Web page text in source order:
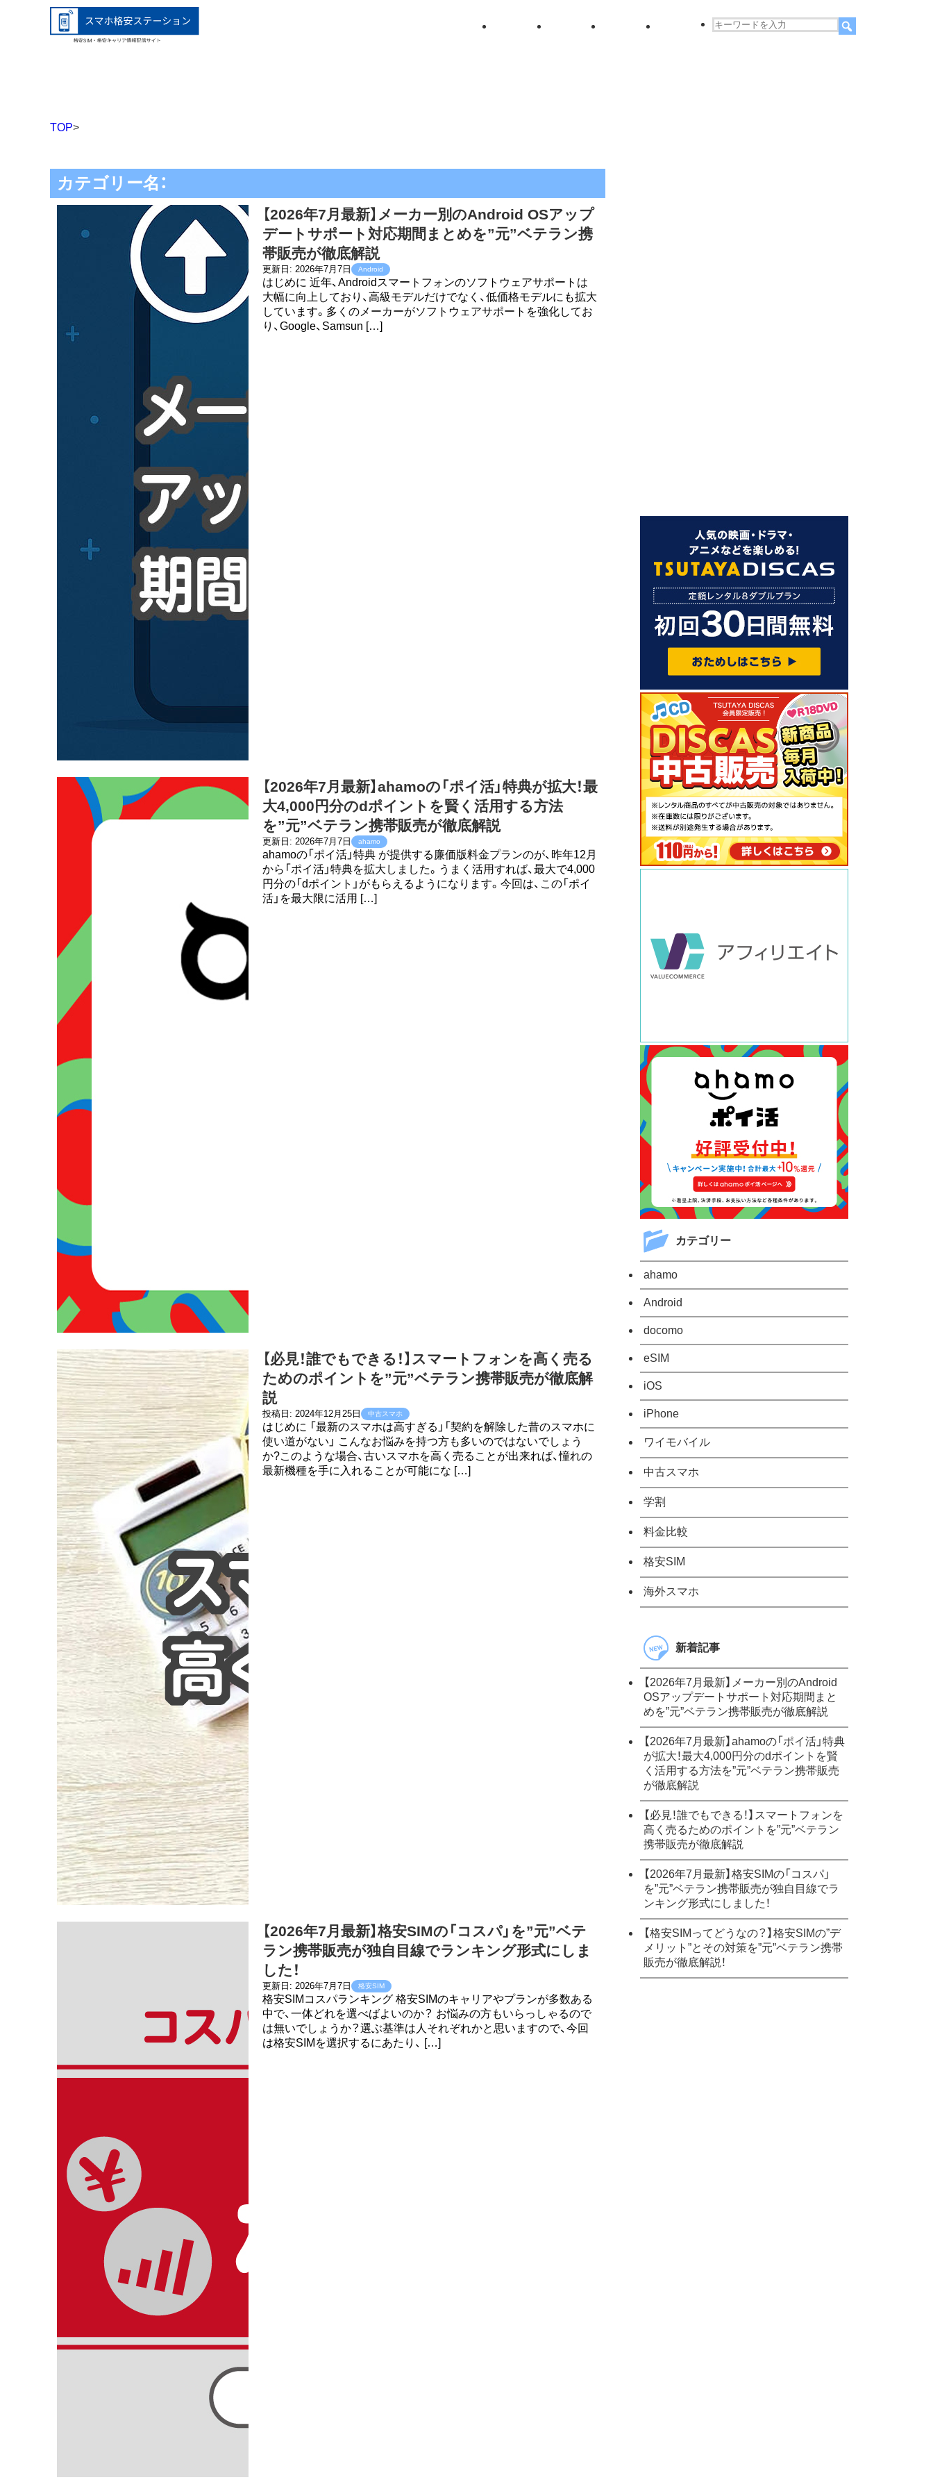
TOP>
カテゴリー名：
【2026年7月最新】メーカー別のAndroid OSアップ
デートサポート対応期間まとめを”元”ベテラン携
帯販売が徹底解説
更新日: 2026年7月7日 Android
はじめに 近年、Androidスマートフォンのソフトウェアサポートは
大幅に向上しており、高級モデルだけでなく、低価格モデルにも拡大
しています。多くのメーカーがソフトウェアサポートを強化してお
り、Google、Samsun […]
【2026年7月最新】ahamoの「ポイ活」特典が拡大！最
大4,000円分のdポイントを賢く活用する方法
を”元”ベテラン携帯販売が徹底解説
更新日: 2026年7月7日 ahamo
ahamoの「ポイ活」特典 が提供する廉価版料金プランのが、昨年12月
から「ポイ活」特典を拡大しました。うまく活用すれば、最大で4,000
円分の「dポイント」がもらえるようになります。今回は、この「ポイ
活」を最大限に活用 […]
【必見！誰でもできる！】スマートフォンを高く売る
ためのポイントを”元”ベテラン携帯販売が徹底解
説
投稿日: 2024年12月25日 中古スマホ
はじめに 「最新のスマホは高すぎる」「契約を解除した昔のスマホに
使い道がない」 こんなお悩みを持つ方も多いのではないでしょう
か?このような場合、古いスマホを高く売ることが出来れば、憧れの
最新機種を手に入れることが可能にな […]
【2026年7月最新】格安SIMの「コスパ」を”元”ベテ
ラン携帯販売が独自目線でランキング形式にしま
した！
更新日: 2026年7月7日 格安SIM
格安SIMコスパランキング 格安SIMのキャリアやプランが多数ある
中で、一体どれを選べばよいのか？ お悩みの方もいらっしゃるので
は無いでしょうか？選ぶ基準は人それぞれかと思いますので、今回
は格安SIMを選択するにあたり、 […]
カテゴリー
ahamo
Android
docomo
eSIM
iOS
iPhone
ワイモバイル
中古スマホ
学割
料金比較
格安SIM
海外スマホ
新着記事
【2026年7月最新】メーカー別のAndroid
OSアップデートサポート対応期間まと
めを”元”ベテラン携帯販売が徹底解説
【2026年7月最新】ahamoの「ポイ活」特典
が拡大！最大4,000円分のdポイントを賢
く活用する方法を”元”ベテラン携帯販売
が徹底解説
【必見！誰でもできる！】スマートフォンを
高く売るためのポイントを”元”ベテラン
携帯販売が徹底解説
【2026年7月最新】格安SIMの「コスパ」
を”元”ベテラン携帯販売が独自目線でラ
ンキング形式にしました！
【格安SIMってどうなの？】格安SIMの”デ
メリット”とその対策を”元”ベテラン携帯
販売が徹底解説！